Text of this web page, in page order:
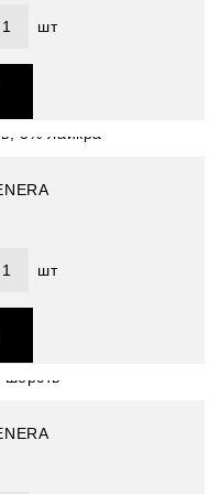
шт
11
3% лайкра
шт
15
шерсть